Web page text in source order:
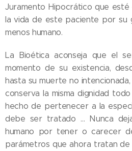
Juramento Hipocrático que
la vida de este paciente por su
menos humano.
La Bioética aconseja que el
momento de su existencia,
hasta su muerte no
conserva la misma dignidad
hecho de pertenecer a la
debe ser tratado … Nunca
humano por tener o carecer
parámetros que ahora tratan